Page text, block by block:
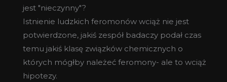
jest "nieczynny"?
Istnienie ludzkich feromonów wciąż nie jest
potwierdzone, jakiś zespół badaczy podał czas
temu jakiś klasę związków chemicznych o
których mógłby należeć feromony- ale to wciąż
hipotezy.